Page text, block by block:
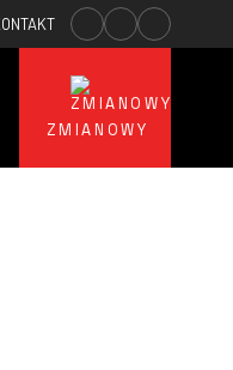
POŻARU TRAW 2026-03-07
ZMIANOWY